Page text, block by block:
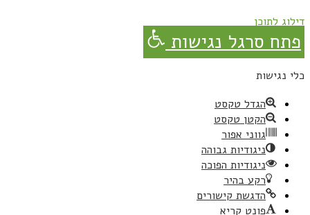
דילוג לתוכן
פתח סרגל נגישות
כלי נגישות
הגדל טקסט
הקטן טקסט
גווני אפור
ניגודיות גבוהה
ניגודיות הפוכה
רקע בהיר
הדגשת קישורים
פונט קריא